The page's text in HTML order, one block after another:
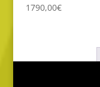
1790,00€